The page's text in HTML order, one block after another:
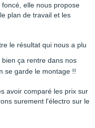
elle nous propose
plan de travail et les
le résultat qui nous a plu
ça rentre dans nos
se garde le montage !!
avoir comparé les prix sur
surement l'électro sur le